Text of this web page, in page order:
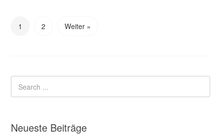
1 2 Weiter »
Neueste Beiträge